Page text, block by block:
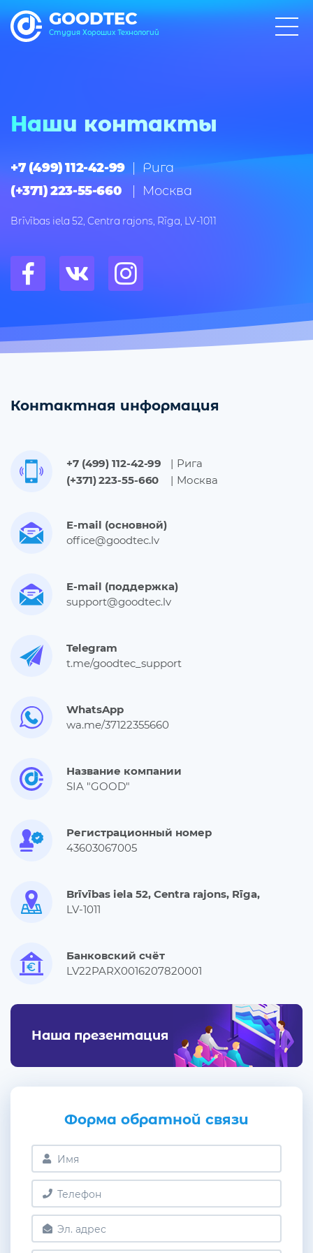
GOODTEC
Студия Хороших Технологий
Наши контакты
+7 (499) 112-42-99 Рига
(+371) 223-55-660 Москва
Brīvības iela 52, Centra rajons, Rīga, LV-1011
Контактная информация
+7 (499) 112-42-99
Рига
(+371) 223-55-660
Москва
E-mail (основной)
office@goodtec.lv
E-mail (поддержка)
support@goodtec.lv
Telegram
t.me/goodtec_support
WhatsApp
wa.me/37122355660
Название компании
SIA "GOOD"
Регистрационный номер
43603067005
Brīvības iela 52, Centra rajons, Rīga,
LV-1011
Банковский счёт
LV22PARX0016207820001
Наша презентация
Форма обратной связи